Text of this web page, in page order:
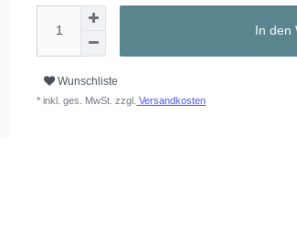
In den
Wunschliste
* inkl. ges. MwSt. zzgl. Versandkosten